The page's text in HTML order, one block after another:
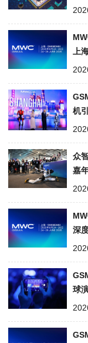
上
机
众
嘉
深
球